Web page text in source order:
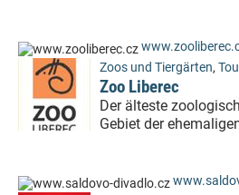
Zoos und Tiergärten,
Zoo Liberec
Der älteste
Gebiet der